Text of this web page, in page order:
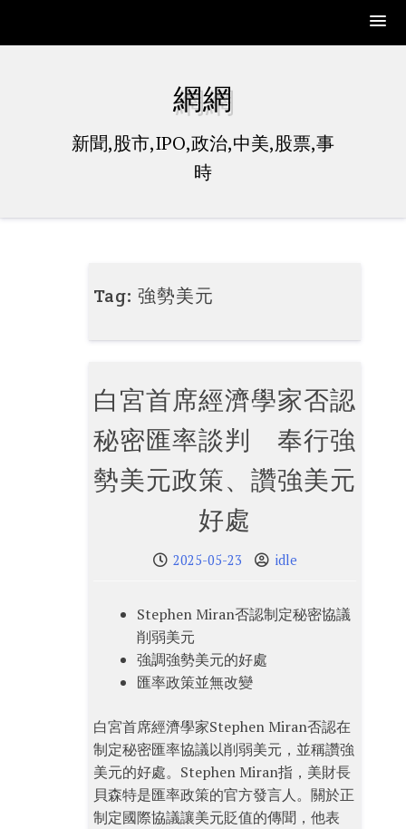
網網
新聞,股市,IPO,政治,中美,股票,事
時
Tag:強勢美元
白宮首席經濟學家否認
秘密匯率談判 奉行強
勢美元政策、讚強美元
好處
2025-05-23 idle
Stephen Miran否認制定秘密協議
削弱美元
強調強勢美元的好處
匯率政策並無改變
白宮首席經濟學家Stephen Miran否認在
制定秘密匯率協議以削弱美元，並稱讚強
美元的好處。Stephen Miran指，美財長
貝森特是匯率政策的官方發言人。關於正
制定國際協議讓美元貶值的傳聞，他表